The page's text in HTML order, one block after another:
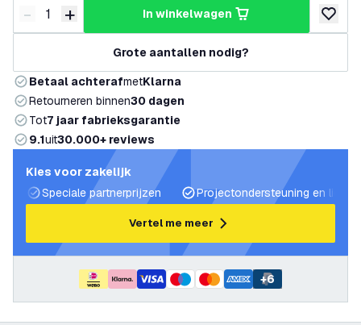
Verminder hoeveelheid
- Verhoog hoeveelheid
+ in winkelwagen
Grote aantallen nodig?
Betaal achterafmetKlarna
Retourneren binnen30 dagen
Tot7 jaar fabrieksgarantie
9.1uit30.000+ reviews
Kies voor zakelijk
Speciale partnerprijzen
Projectondersteuning en
Vertel me meer
+6